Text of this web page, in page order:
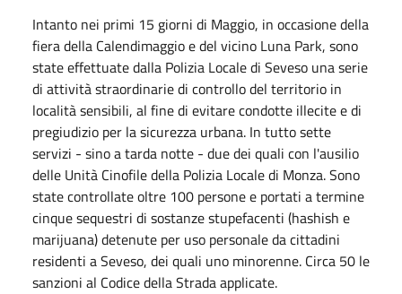
Intanto nei primi 15 giorni di Maggio, in occasione della
fiera della Calendimaggio e del vicino Luna Park, sono
state effettuate dalla Polizia Locale di Seveso una serie
di attività straordinarie di controllo del territorio in
località sensibili, al fine di evitare condotte illecite e di
pregiudizio per la sicurezza urbana. In tutto sette
servizi - sino a tarda notte - due dei quali con l'ausilio
delle Unità Cinofile della Polizia Locale di Monza. Sono
state controllate oltre 100 persone e portati a termine
cinque sequestri di sostanze stupefacenti (hashish e
marijuana) detenute per uso personale da cittadini
residenti a Seveso, dei quali uno minorenne. Circa 50 le
sanzioni al Codice della Strada applicate.